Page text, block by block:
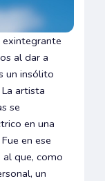
exintegrante
al dar a
un insólito
artista
se
en una
en ese
que, como
un